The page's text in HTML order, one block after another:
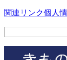
関連リンク個人